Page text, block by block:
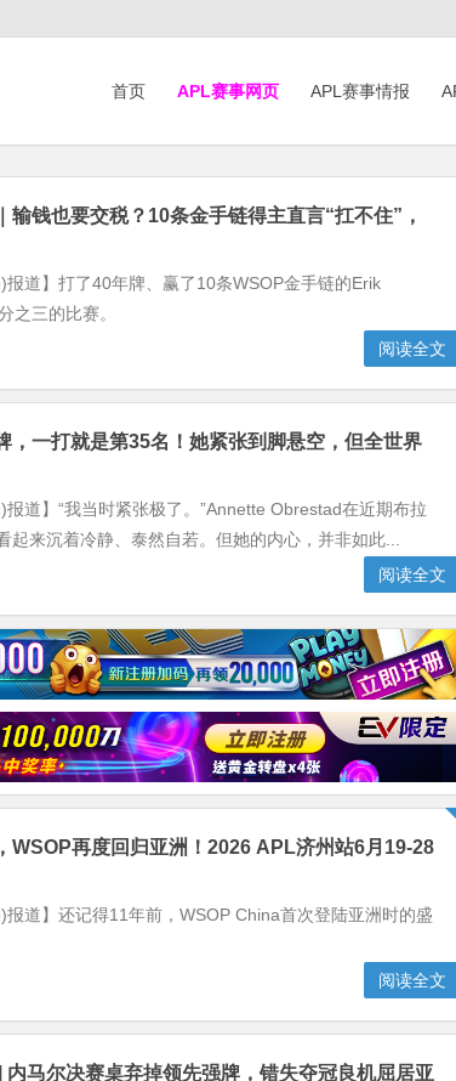
首页 APL赛事网页 APL赛事情报
输钱也要交税？10条金手链得主直言“扛不住”，
报道】打了40年牌、赢了10条WSOP金手链的Erik
之三的比赛。
阅读全文
，一打就是第35名！她紧张到脚悬空，但全世界
报道】“我当时紧张极了。”Annette Obrestad在近期布拉
起来沉着冷静、泰然自若。但她的内心，并非如此...
阅读全文
WSOP再度回归亚洲！2026 APL济州站6月19-28
报道】还记得11年前，WSOP China首次登陆亚洲时的盛
阅读全文
内马尔决赛桌弃掉领先强牌，错失夺冠良机屈居亚